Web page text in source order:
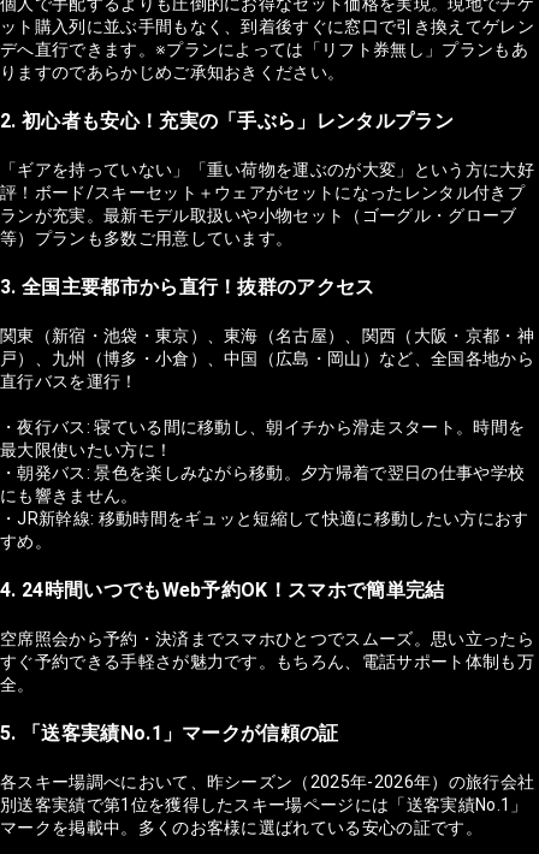
ット購入列に並ぶ手間もなく、到着後すぐに窓口で引き換えてゲレン
デへ直行できます。※プランによっては「リフト券無し」プランもあ
りますのであらかじめご承知おきください。
2. 初心者も安心！充実の「手ぶら」レンタルプラン
「ギアを持っていない」「重い荷物を運ぶのが大変」という方に大好
評！ボード/スキーセット＋ウェアがセットになったレンタル付きプ
ランが充実。最新モデル取扱いや小物セット（ゴーグル・グローブ
等）プランも多数ご用意しています。
3. 全国主要都市から直行！抜群のアクセス
関東（新宿・池袋・東京）、東海（名古屋）、関西（大阪・京都・神
戸）、九州（博多・小倉）、中国（広島・岡山）など、全国各地から
直行バスを運行！
・夜行バス: 寝ている間に移動し、朝イチから滑走スタート。時間を
最大限使いたい方に！
・朝発バス: 景色を楽しみながら移動。夕方帰着で翌日の仕事や学校
にも響きません。
・JR新幹線: 移動時間をギュッと短縮して快適に移動したい方におす
すめ。
4. 24時間いつでもWeb予約OK！スマホで簡単完結
空席照会から予約・決済までスマホひとつでスムーズ。思い立ったら
すぐ予約できる手軽さが魅力です。もちろん、電話サポート体制も万
全。
5. 「送客実績No.1」マークが信頼の証
各スキー場調べにおいて、昨シーズン（2025年-2026年）の旅行会社
別送客実績で第1位を獲得したスキー場ページには「送客実績No.1」
マークを掲載中。多くのお客様に選ばれている安心の証です。